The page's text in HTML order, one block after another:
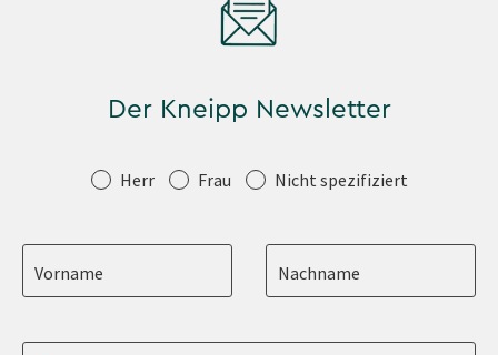
Der Kneipp Newsletter
Anrede Herr Frau Nicht spezifiziert
Vorname Nachname